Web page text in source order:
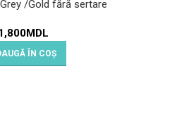
/Gold fără sertare
MDL
ÎN COȘ